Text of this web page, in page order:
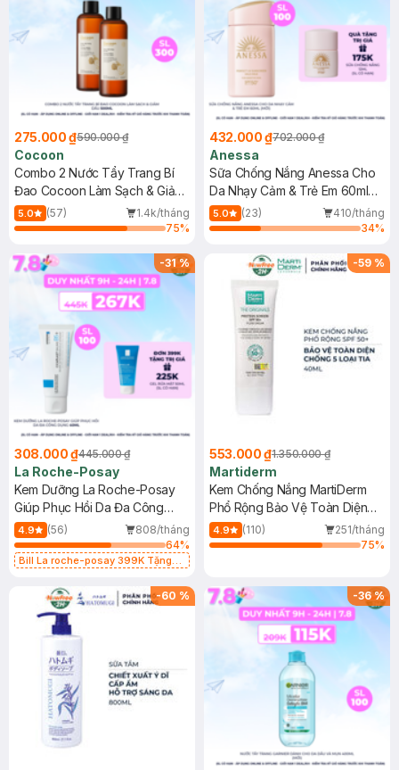
275.000 ₫590.000 ₫
Cocoon
Combo 2 Nước Tẩy Trang Bí
Đao Cocoon Làm Sạch & Giảm
Dầu 500ml
5.0 (57)
1.4k/tháng
75%
432.000 ₫702.000 ₫
Anessa
Sữa Chống Nắng Anessa Cho
Da Nhạy Cảm & Trẻ Em 60ml
(Mới)
5.0 (23)
410/tháng
34%
-31%
308.000 ₫445.000 ₫
La Roche-Posay
Kem Dưỡng La Roche-Posay
Giúp Phục Hồi Da Đa Công
Dụng 40ml
4.9 (56)
808/tháng
64%
Bill La roche-posay 399K Tặng
(SL có hạn)
-59 %
553.000 ₫1.350.000 ₫
Martiderm
Kem Chống Nắng MartiDerm
Phổ Rộng Bảo Vệ Toàn Diện
40ml
4.9 (110)
251/tháng
75%
-60 % -36%